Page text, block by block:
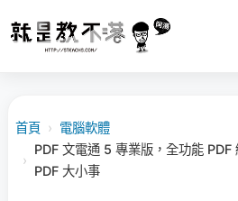
首頁 › 電腦軟體
›
PDF 文電通 5 專業版，全功能 PDF
PDF 大小事